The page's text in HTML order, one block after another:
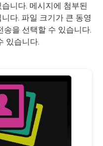
니다. 메시지에 첨부된
다. 파일 크기가 큰 동영
송을 선택할 수 있습니다.
있습니다.